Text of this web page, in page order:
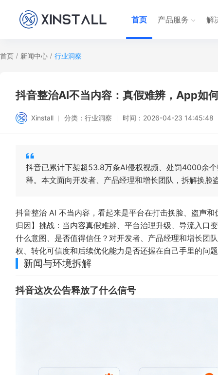
首页 产品服务 解
首页 / 新闻中心 / 行业洞察
抖音整治AI不当内容：真假难辨，App如
Xinstall 分类： 行业洞察 时间： 2026-04-23 14:45:48
抖音已累计下架超53.8万条AI侵权视频、处罚4000余
释。本文面向开发者、产品经理和增长团队，拆解换
抖音整治 AI 不当内容，看起来是平台在打击换脸、盗声
归因】挑战：当内容真假难辨、平台治理升级、导流入口
什么意图、是否值得信任？对开发者、产品经理和增长团
权、转化可信度和后续优化能力是否还握在自己手里的问
新闻与环境拆解
抖音这次公告释放了什么信号